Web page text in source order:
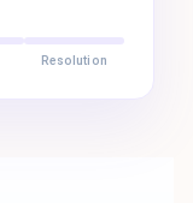
Resolution